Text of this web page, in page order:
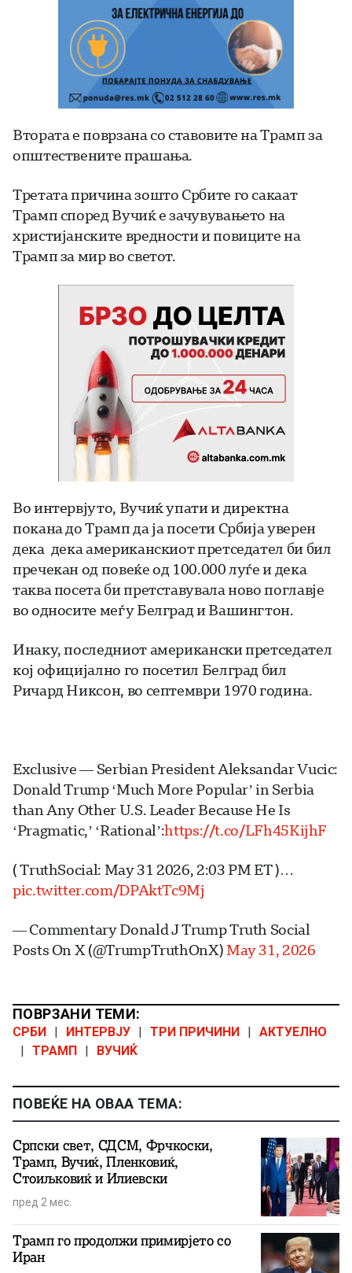
Втората е поврзана со ставовите на Трамп за
општествените прашања.
Третата причина зошто Србите го сакаат
Трамп според Вучиќ е зачувувањето на
христијанските вредности и повиците на
Трамп за мир во светот.
Во интервјуто, Вучиќ упати и директна
покана до Трамп да ја посети Србија уверен
дека дека американскиот претседател би бил
пречекан од повеќе од 100.000 луѓе и дека
таква посета би претставувала ново поглавје
во односите меѓу Белград и Вашингтон.
Инаку, последниот американски претседател
кој официјално го посетил Белград бил
Ричард Никсон, во септември 1970 година.
Exclusive — Serbian President Aleksandar Vucic:
Donald Trump ‘Much More Popular’ in Serbia
than Any Other U.S. Leader Because He Is
‘Pragmatic,’ ‘Rational’:https://t.co/LFh45KijhF
( TruthSocial: May 31 2026, 2:03 PM ET )​​​‍​​‌‍​​‌‍​​​​​​​‌‍​​​​​​​‌‍​​​​​​​​‌‍​‌‍​​​​​​‌‍​‌‍…
pic.twitter.com/DPAktTc9Mj
— Commentary Donald J Trump Truth Social
Posts On X (@TrumpTruthOnX) May 31, 2026
ПОВРЗАНИ ТЕМИ:
СРБИ | ИНТЕРВЈУ | ТРИ ПРИЧИНИ | АКТУЕЛНО
| ТРАМП | ВУЧИЌ
ПОВЕЌЕ НА ОВАА ТЕМА:
Српски свет, СДСМ, Фрчкоски,
Трамп, Вучиќ, Пленковиќ,
Стоиљковиќ и Илиевски
пред 2 мес.
Трамп го продолжи примирјето со
Иран